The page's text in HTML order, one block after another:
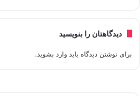
دیدگاهتان را بنویسید
برای نوشتن دیدگاه باید وارد بشوید.